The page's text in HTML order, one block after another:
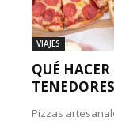
VIAJES
QUÉ
Pizzas